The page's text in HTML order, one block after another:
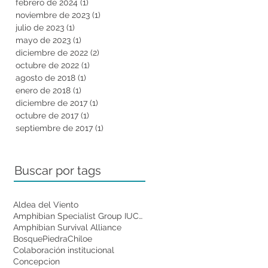
febrero de 2024 (1)
noviembre de 2023 (1)
julio de 2023 (1)
mayo de 2023 (1)
diciembre de 2022 (2)
octubre de 2022 (1)
agosto de 2018 (1)
enero de 2018 (1)
diciembre de 2017 (1)
octubre de 2017 (1)
septiembre de 2017 (1)
Buscar por tags
Aldea del Viento
Amphibian Specialist Group IUCN
Amphibian Survival Alliance
BosquePiedraChiloe
Colaboración institucional
Concepcion